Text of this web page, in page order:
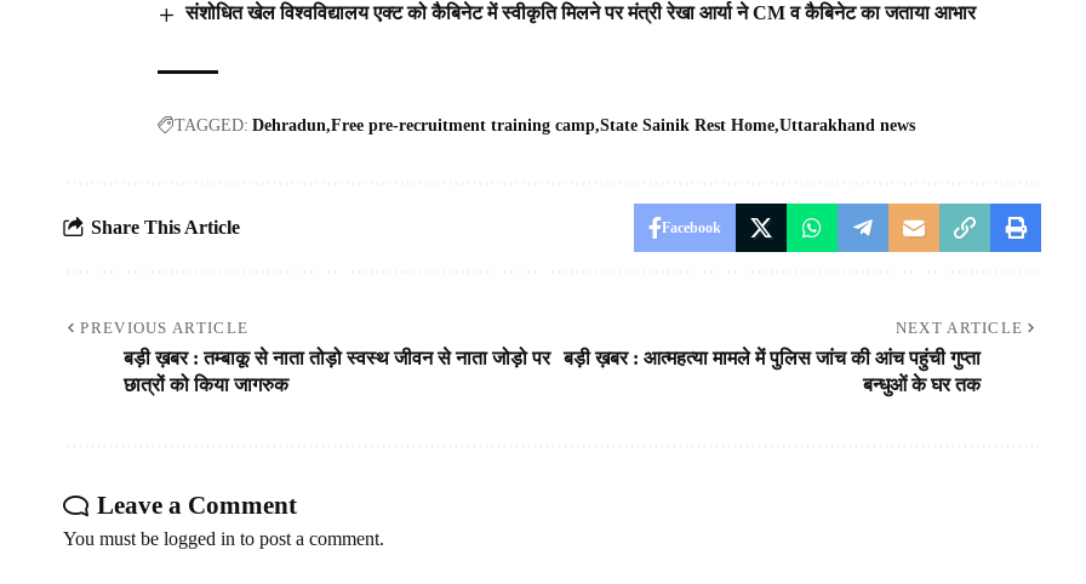
संशोधित खेल विश्वविद्यालय एक्ट को कैबिनेट में स्वीकृति मिलने पर मंत्री रेखा आर्या ने CM व कैबिनेट का जताया आभार
TAGGED: Dehradun Free pre-recruitment training camp State Sainik Rest Home Uttarakhand news
Share This Article Facebook
PREVIOUS ARTICLE
बड़ी ख़बर : तम्बाकू से नाता तोड़ो स्वस्थ जीवन से नाता जोड़ो पर
छात्रों को किया जागरुक
NEXT ARTICLE
बड़ी ख़बर : आत्महत्या मामले में पुलिस जांच की आंच पहुंची गुप्ता
बन्धुओं के घर तक
Leave a Comment
You must be logged in to post a comment.